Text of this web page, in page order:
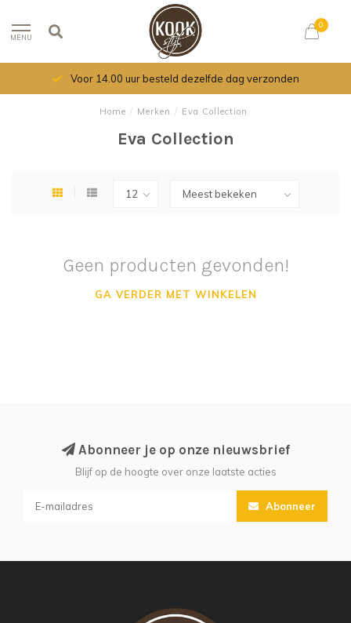
MENU
0
Voor 14.00 uur besteld dezelfde dag verzonden
Home / Merken / Eva Collection
Eva Collection
Geen producten gevonden!
GA VERDER MET WINKELEN
Abonneer je op onze nieuwsbrief
Blijf op de hoogte over onze laatste acties
Abonneer